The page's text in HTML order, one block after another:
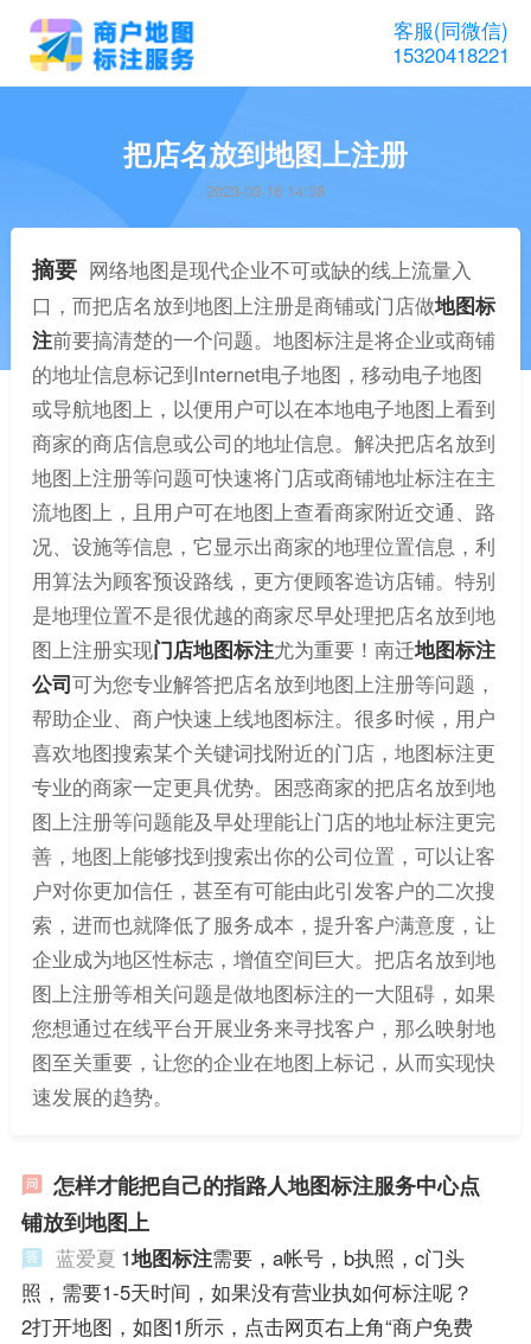
客服(同微信)
15320418221
把店名放到地图上注册
2023-03-16 14:38
摘要 网络地图是现代企业不可或缺的线上流量入
口，而把店名放到地图上注册是商铺或门店做地图标
注前要搞清楚的一个问题。地图标注是将企业或商铺
的地址信息标记到Internet电子地图，移动电子地图
或导航地图上，以便用户可以在本地电子地图上看到
商家的商店信息或公司的地址信息。解决把店名放到
地图上注册等问题可快速将门店或商铺地址标注在主
流地图上，且用户可在地图上查看商家附近交通、路
况、设施等信息，它显示出商家的地理位置信息，利
用算法为顾客预设路线，更方便顾客造访店铺。特别
是地理位置不是很优越的商家尽早处理把店名放到地
图上注册实现门店地图标注尤为重要！南迁地图标注
公司可为您专业解答把店名放到地图上注册等问题，
帮助企业、商户快速上线地图标注。很多时候，用户
喜欢地图搜索某个关键词找附近的门店，地图标注更
专业的商家一定更具优势。困惑商家的把店名放到地
图上注册等问题能及早处理能让门店的地址标注更完
善，地图上能够找到搜索出你的公司位置，可以让客
户对你更加信任，甚至有可能由此引发客户的二次搜
索，进而也就降低了服务成本，提升客户满意度，让
企业成为地区性标志，增值空间巨大。把店名放到地
图上注册等相关问题是做地图标注的一大阻碍，如果
您想通过在线平台开展业务来寻找客户，那么映射地
图至关重要，让您的企业在地图上标记，从而实现快
速发展的趋势。
怎样才能把自己的指路人地图标注服务中心点
铺放到地图上
蓝爱夏 1地图标注需要，a帐号，b执照，c门头
照，需要1-5天时间，如果没有营业执如何标注呢？
2打开地图，如图1所示，点击网页右上角“商户免费